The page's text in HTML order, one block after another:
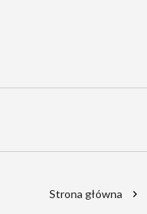
Strona główna